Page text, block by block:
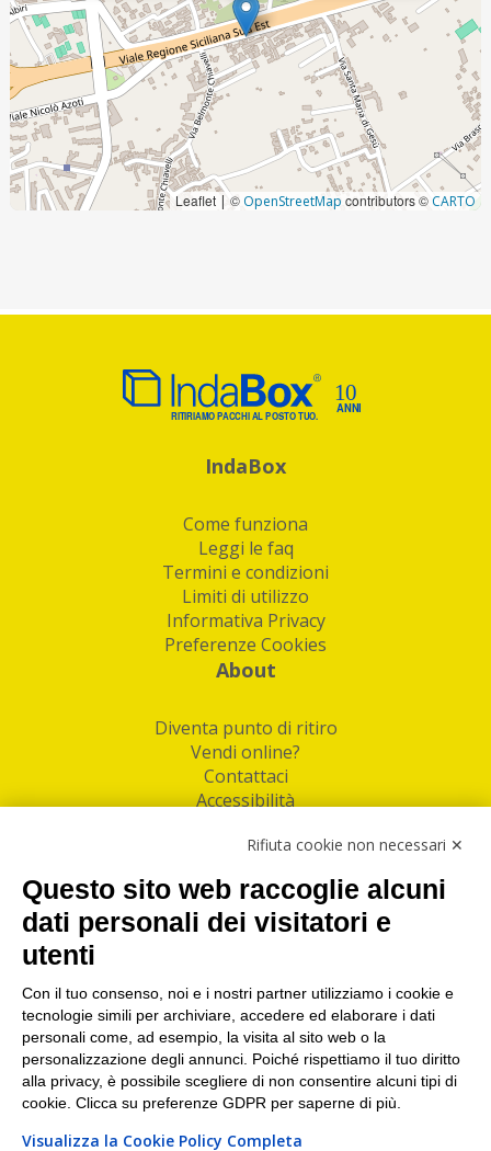
Leaflet | © OpenStreetMap contributors © CARTO
IndaBox
Come funziona
Leggi le faq
Termini e condizioni
Limiti di utilizzo
Informativa Privacy
Preferenze Cookies
About
Diventa punto di ritiro
Vendi online?
Contattaci
Accessibilità
Facebook
Linkedin
I nostri punti di ritiro e spedizione pacchi nelle
maggiori città italiane
Torino|Milano|Roma|Bologna|Firenze| Genova
Napoli|Varese
Rifiuta cookie non necessari ✕
Questo sito web raccoglie alcuni
dati personali dei visitatori e
utenti
Con il tuo consenso, noi e i nostri partner utilizziamo i cookie e
tecnologie simili per archiviare, accedere ed elaborare i dati
personali come, ad esempio, la visita al sito web o la
personalizzazione degli annunci. Poiché rispettiamo il tuo diritto
alla privacy, è possibile scegliere di non consentire alcuni tipi di
cookie. Clicca su preferenze GDPR per saperne di più.
Visualizza la Cookie Policy Completa